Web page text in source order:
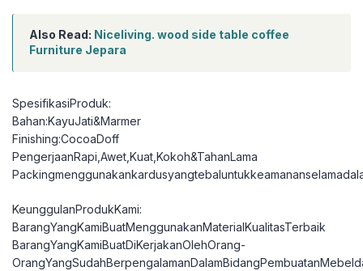
Also Read: Niceliving. wood side table coffee
Furniture Jepara
SpesifikasiProduk:
Bahan:KayuJati&Marmer
Finishing:CocoaDoff
PengerjaanRapi,Awet,Kuat,Kokoh&TahanLama
KeunggulanProdukKami:
BarangYangKamiBuatMenggunakanMaterialKualitasTerbaik
BarangYangKamiBuatDiKerjakanOlehOrang-